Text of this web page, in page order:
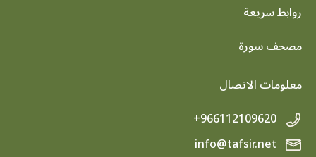
روابط سريعة
footer menu
مصحف سورة
معلومات الاتصال
+966112109620